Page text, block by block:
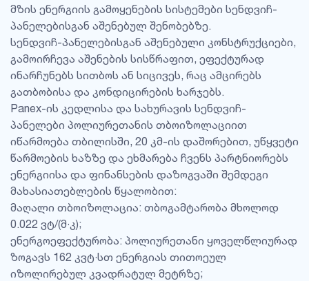
მზის ენერგიის გამოყენების სისტემები სენდვიჩ-
პანელებისგან აშენებულ შენობებზე.​
სენდვიჩ-პანელებისგან აშენებული კონსტრუქციები,
გამოირჩევა აშენების სისწრაფით, ეფექტურად
ინარჩუნებს სითბოს ან სიცივეს, რაც ამცირებს
გათბობისა და კონდიცირების ხარჯებს.​
Panex-ის კედლისა და სახურავის სენდვიჩ-
პანელები პოლიურეთანის თბოიზოლაციით
იწარმოება თბილისში, 20 კმ-ის დაშორებით, უწყვეტი
წარმოების ხაზზე და ეხმარება ჩვენს პარტნიორებს
ენერგიისა და ფინანსების დაზოგვაში შემდეგი
მახასიათებლების წყალობით:​
მაღალი თბოიზოლაცია: თბოგამტარობა მხოლოდ
0.022 ვტ/(მ·კ);
ენერგოეფექტურობა: პოლიურეთანი ყოველწლიურად
ზოგავს 162 კვტ·სთ ენერგიას თითოეულ
იზოლირებულ კვადრატულ მეტრზე;